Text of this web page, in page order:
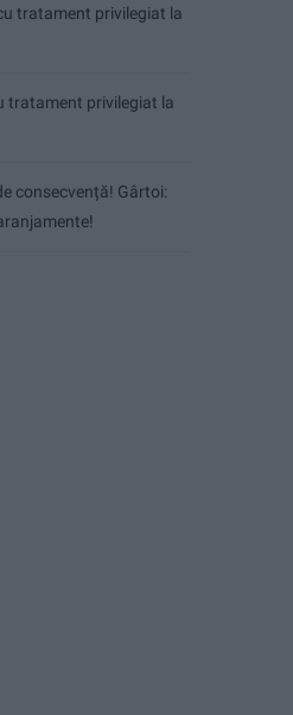
tratament privilegiat la
tratament privilegiat la
consecvență! Gârtoi: